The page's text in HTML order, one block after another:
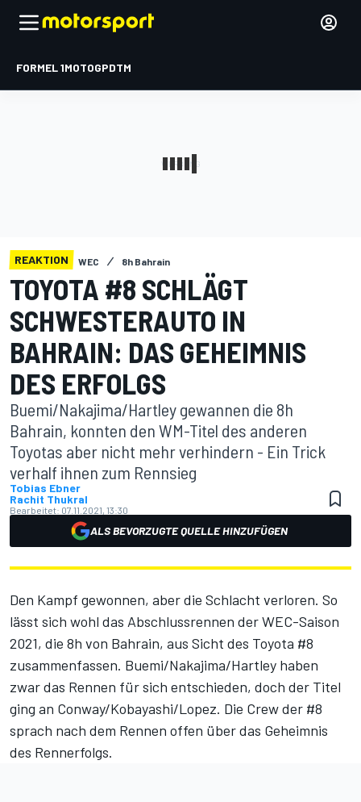
FORMEL 1MOTOGPDTM
REAKTION WEC 8h Bahrain
TOYOTA #8 SCHLÄGT
SCHWESTERAUTO IN
BAHRAIN: DAS GEHEIMNIS
DES ERFOLGS
Buemi/Nakajima/Hartley gewannen die 8h
Bahrain, konnten den WM-Titel des anderen
Toyotas aber nicht mehr verhindern - Ein Trick
verhalf ihnen zum Rennsieg
Tobias Ebner
Rachit Thukral
Bearbeitet: 07.11.2021, 13:30
ALS BEVORZUGTE QUELLE HINZUFÜGEN
Den Kampf gewonnen, aber die Schlacht verloren. So
lässt sich wohl das Abschlussrennen der WEC-Saison
2021, die 8h von Bahrain, aus Sicht des Toyota #8
zusammenfassen. Buemi/Nakajima/Hartley haben
zwar das Rennen für sich entschieden, doch der Titel
ging an Conway/Kobayashi/Lopez. Die Crew der #8
sprach nach dem Rennen offen über das Geheimnis
des Rennerfolgs.